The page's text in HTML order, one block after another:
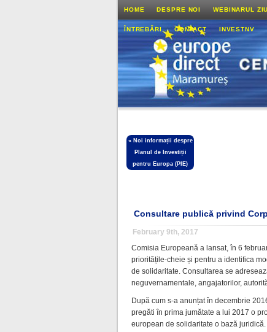
HOME DESPRE NOI WEBINARUL
ÎNTREBĂRI CONTACT INVESTNV
« Noi informații despre
Planul de Investiții
pentru Europa (PIE)
Consultare publică privind
February 9th, 2017
Comisia Europeană a lansat, în 6
prioritățile-cheie și pentru a identifica
de solidaritate. Consultarea se
neguvernamentale, angajatorilor,
După cum s-a anunțat în decembrie
pregăti în prima jumătate a lui 2017 o
european de solidaritate o bază